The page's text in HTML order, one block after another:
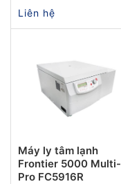
Liên hệ
Máy ly tâm lạnh
Frontier 5000 Multi-
Pro FC5916R